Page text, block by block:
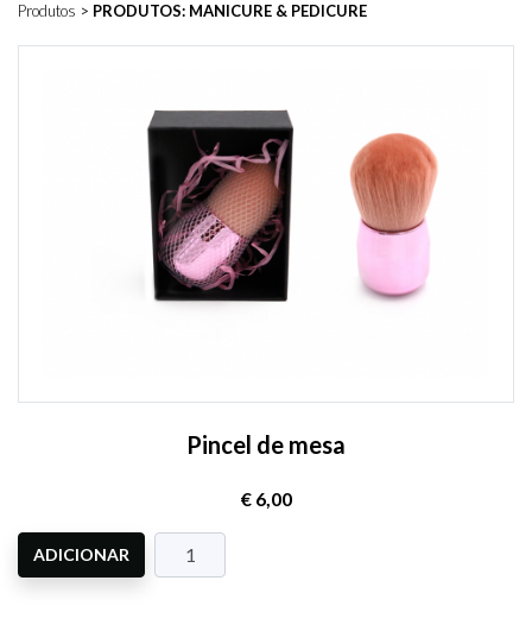
Produtos > PRODUTOS: MANICURE & PEDICURE
Pincel de mesa
€ 6,00
ADICIONAR